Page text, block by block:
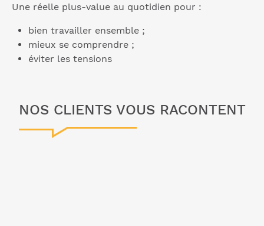
Une réelle plus-value au quotidien pour :
bien travailler ensemble ;
mieux se comprendre ;
éviter les tensions
NOS CLIENTS VOUS RACONTENT